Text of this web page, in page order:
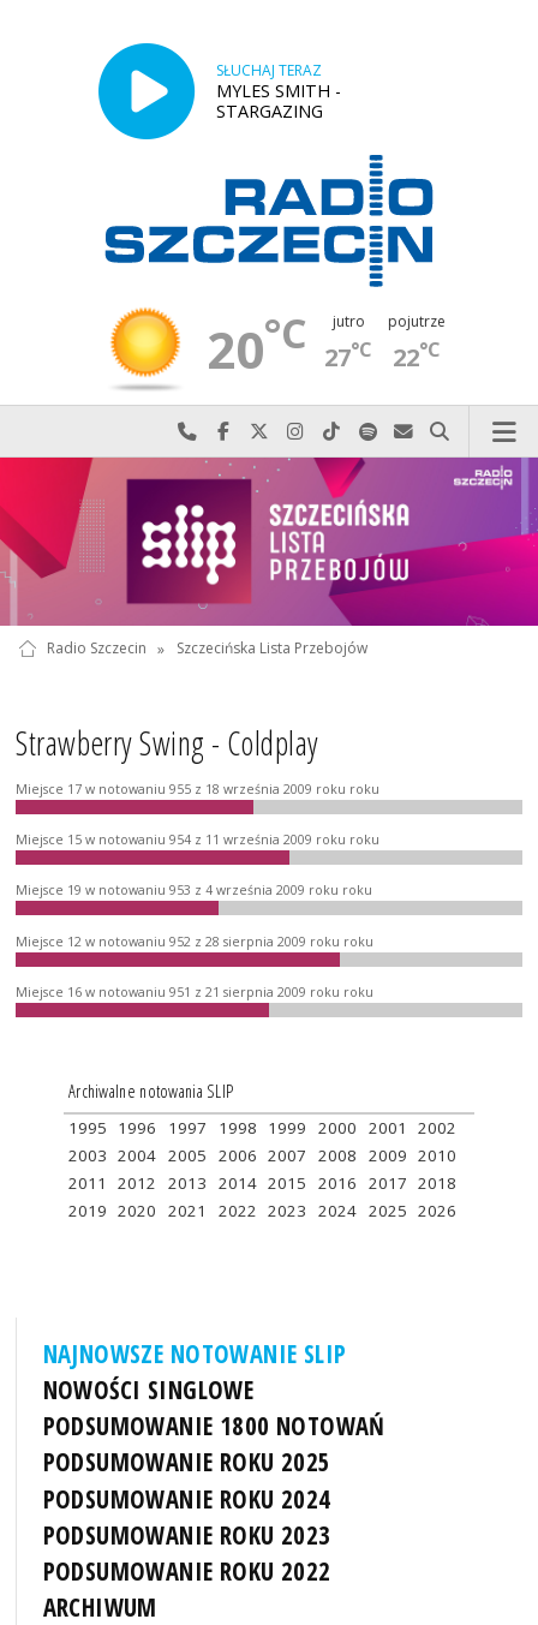
SŁUCHAJ TERAZ
MYLES SMITH -
STARGAZING
20°C jutro
27°C
pojutrze
22°C
Najlepiej po prostu do nas zadzwoń
Odwiedź nas na Facebook-u
Odwiedź nas na X
Odwiedź nas na Instagram-ie
Odwiedź nas na TikTok-u
Szukaj nas na Spotify
Wyślij do nas
Szukaj
Radio Szczecin » Szczecińska Lista Przebojów
Strawberry Swing - Coldplay
Miejsce 17 w notowaniu 955 z 18 września 2009 roku roku
Miejsce 15 w notowaniu 954 z 11 września 2009 roku roku
Miejsce 19 w notowaniu 953 z 4 września 2009 roku roku
Miejsce 12 w notowaniu 952 z 28 sierpnia 2009 roku roku
Miejsce 16 w notowaniu 951 z 21 sierpnia 2009 roku roku
Archiwalne notowania SLIP
1995 1996 1997 1998 1999 2000 2001
2002
2003 2004 2005 2006 2007 2008 2009 2010
2011
2012 2013 2014 2015 2016 2017 2018
2019 2020 2021 2022 2023 2024 2025 2026
NAJNOWSZE NOTOWANIE SLIP
NOWOŚCI SINGLOWE
PODSUMOWANIE 1800 NOTOWAŃ
PODSUMOWANIE ROKU 2025
PODSUMOWANIE ROKU 2024
PODSUMOWANIE ROKU 2023
PODSUMOWANIE ROKU 2022
ARCHIWUM